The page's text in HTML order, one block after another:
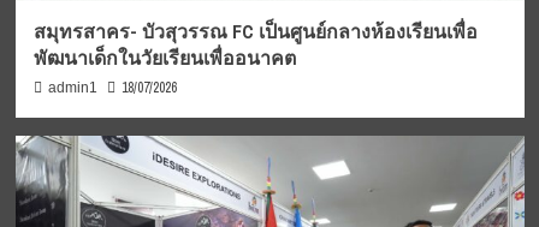
สมุทรสาคร- บัวสุวรรณ FC เป็นศูนย์กลางห้องเรียนเพื่อ
พัฒนาเด็กในวัยเรียนเพื่ออนาคต
admin1 18/07/2026